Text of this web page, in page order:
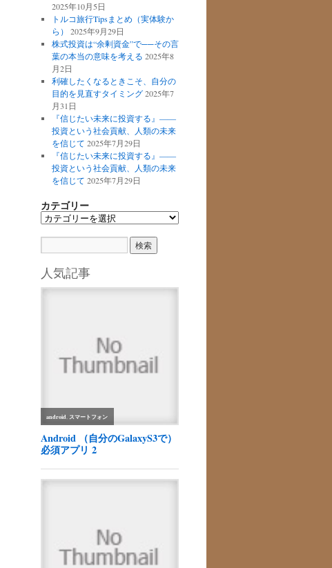
2025年10月5日
トルコ旅行Tipsまとめ（実体験か
ら）
2025年9月29日
株式投資は“余剰資金”で──その言
葉の本当の意味を考える 2025年8
月2日
利確したくなるときこそ、自分の
目的を見直すタイミング 2025年7
月31日
『信じたい未来に投資する』――
投資という社会貢献、人類の未来
を信じて 2025年7月29日
『信じたい未来に投資する』――
投資という社会貢献、人類の未来
を信じて 2025年7月29日
カテゴリー
カ
リ
ー
人気記事